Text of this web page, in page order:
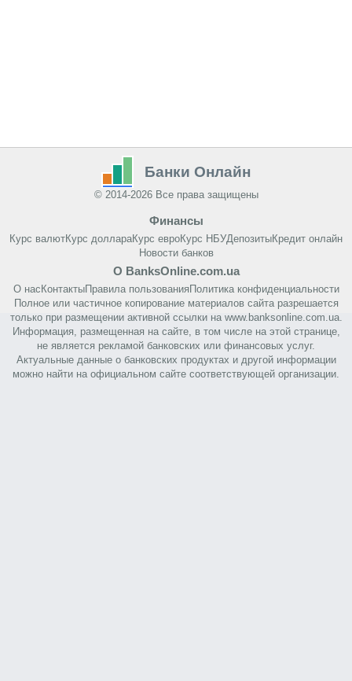
Банки Онлайн
© 2014-2026 Все права защищены
Финансы
Курс валютКурс доллараКурс евроКурс НБУДепозитыКредит онлайн
Новости банков
О BanksOnline.com.ua
О нас КонтактыПравила пользования Политика конфиденциальности
Полное или частичное копирование материалов сайта разрешается
только при размещении активной ссылки на www.banksonline.com.ua.
Информация, размещенная на сайте, в том числе на этой странице,
не является рекламой банковских или финансовых услуг.
Актуальные данные о банковских продуктах и другой информации
можно найти на официальном сайте соответствующей организации.